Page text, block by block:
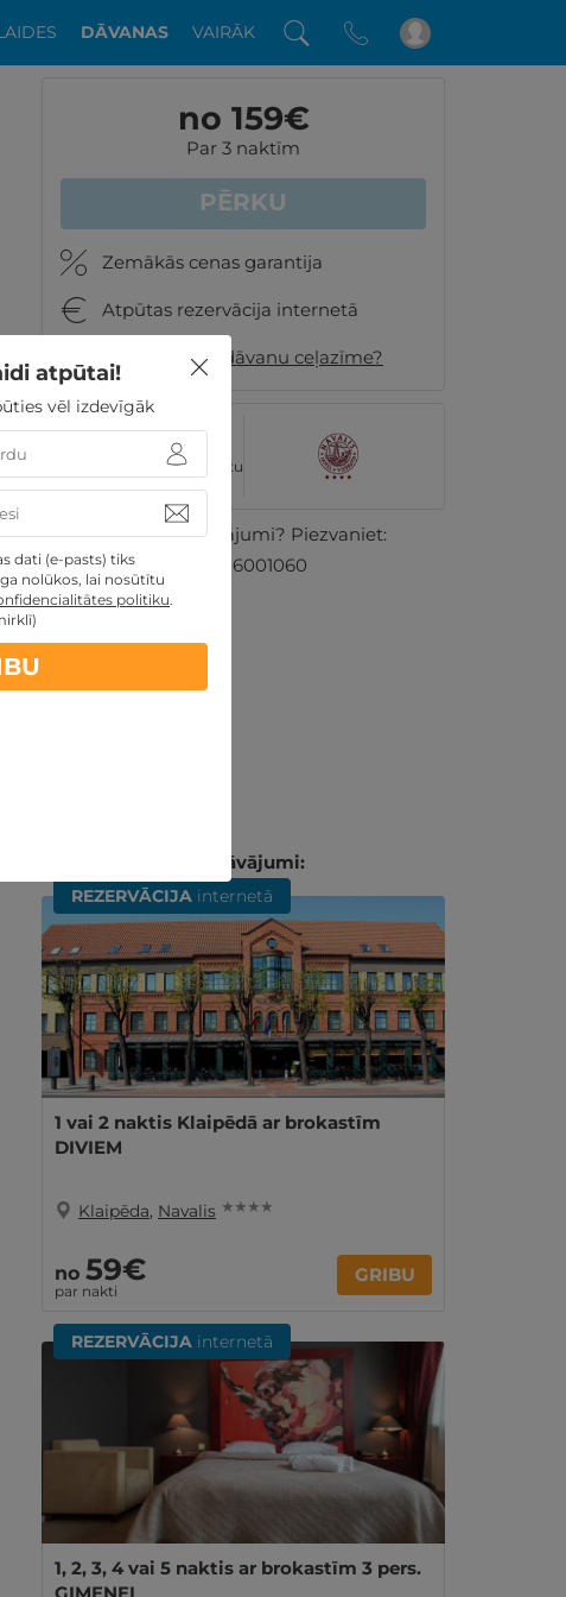
DĀVANAS VAIRĀK
no 159€
Par 3 naktīm
PĒRKU
Zemākās cenas garantija
Atpūtas rezervācija internetā
Kā izskatīsies dāvanu ceļazīme?
7.4
8 GribuAtpusties.lv klientu
vērtējumi
Vai ir kādi jautājumi? Piezvaniet:
+371 26001060
Līdzīgi atpūtas piedāvājumi:
REZERVĀCIJA internetā
1 vai 2 naktis Klaipēdā ar brokastīm
DIVIEM
Klaipēda, Navalis ★ ★ ★ ★
no 59€
par nakti
GRIBU
REZERVĀCIJA internetā
1, 2, 3, 4 vai 5 naktis ar brokastīm 3 pers.
atpūtai!
vēl izdevīgāk
dati (e-pasts) tiks
nolūkos, lai nosūtītu
politiku.